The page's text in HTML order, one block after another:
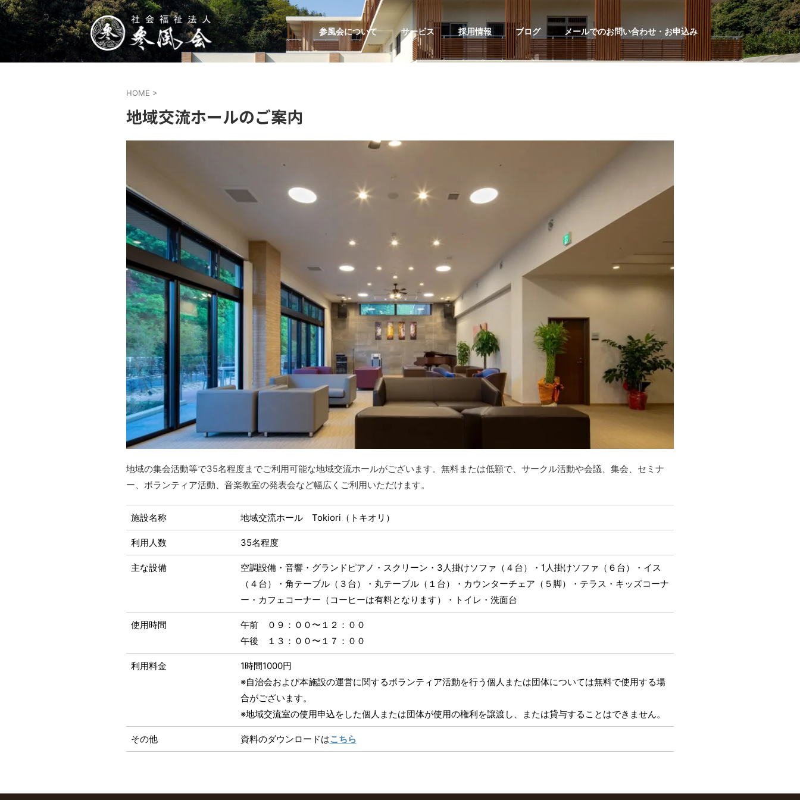
参風会について サービス 採用情報 ブログ メールでのお問い合わせ・お申込み
HOME >
地域交流ホールのご案内
地域の集会活動等で35名程度までご利用可能な地域交流ホールがございます。無料または低額で、サークル活動や会議、集会、セミナ
ー、ボランティア活動、音楽教室の発表会など幅広くご利用いただけます。
施設名称 地域交流ホール Tokiori（トキオリ）
利用人数 35名程度
主な設備
空調設備・音響・グランドピアノ・スクリーン・3人掛けソファ（４台）・1人掛けソファ（６台）・イス
（４台）・角テーブル（３台）・丸テーブル（１台）・カウンターチェア（５脚）・テラス・キッズコーナ
ー・カフェコーナー（コーヒーは有料となります）・トイレ・洗面台
使用時間
午前 ０９：００〜１２：００
午後 １３：００〜１７：００
利用料金
1時間1000円
※自治会および本施設の運営に関するボランティア活動を行う個人または団体については無料で使用する場
合がございます。
※地域交流室の使用申込をした個人または団体が使用の権利を譲渡し、または貸与することはできません。
その他 資料のダウンロードはこちら